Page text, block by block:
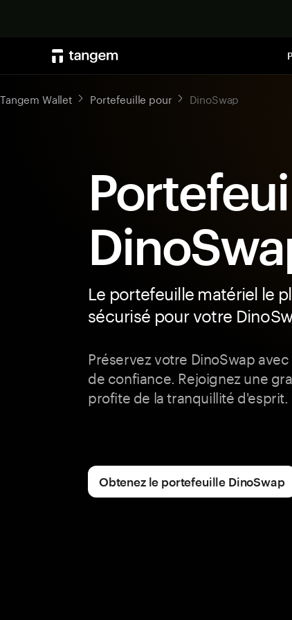
Tangem Wallet Portefeuille pour DinoSwap
Le portefeuille matériel le
sécurisé pour votre
Préservez votre DinoSwap
de confiance. Rejoignez une
profite de la tranquillité d'esprit.
Obtenez le portefeuille DinoSwap